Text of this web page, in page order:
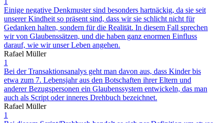
Einige negative Denkmuster sind besonders hartnäckig, da sie seit
unserer Kindheit so präsent sind, dass wir sie schlicht nicht für
Gedanken halten, sondern für die Realität. In diesem Fall sprechen
wir von Glaubenssätzen, und die haben ganz enormen Einfluss
darauf, wie wir unser Leben angehen.
Rafael Müller
1
Bei der Transaktionsanalys geht man davon aus, dass Kinder bis
etwa zum 7. Lebensjahr aus den Botschaften ihrer Eltern und
anderer Bezugspersonen ein Glaubenssystem entwickeln, das man
auch als Script oder inneres Drehbuch bezeichnet.
Rafael Müller
1